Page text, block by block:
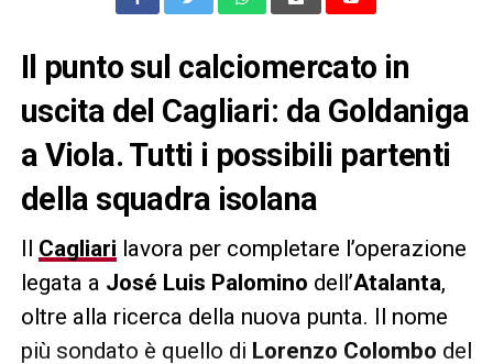
Il punto sul calciomercato in
uscita del Cagliari: da Goldaniga
a Viola. Tutti i possibili partenti
della squadra isolana
Il Cagliari lavora per completare l’operazione
legata a José Luis Palomino dell’Atalanta,
oltre alla ricerca della nuova punta. Il nome
più sondato è quello di Lorenzo Colombo del